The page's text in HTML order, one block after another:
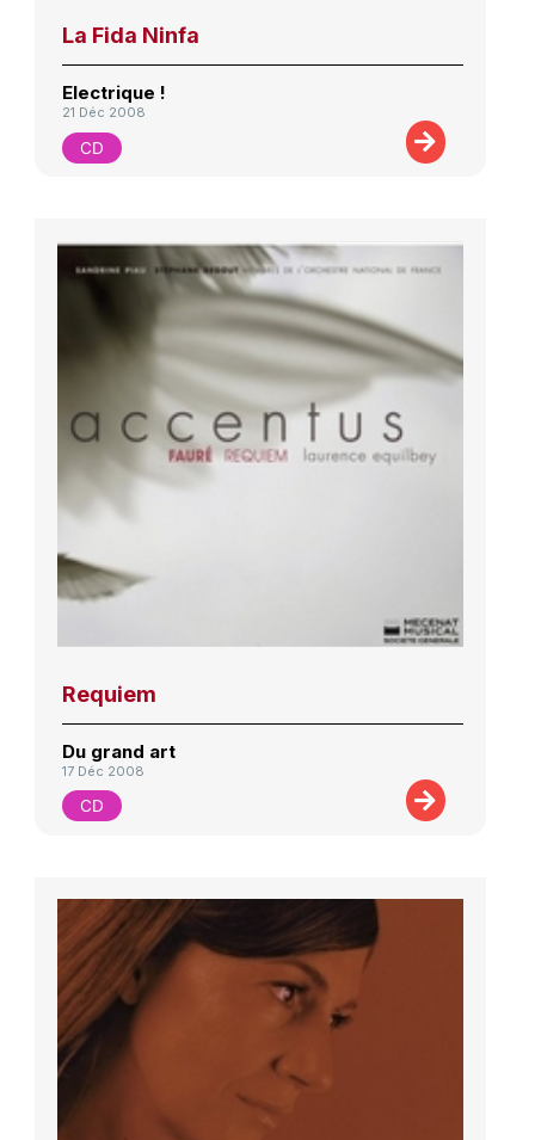
La Fida Ninfa
Electrique !
21 Déc 2008
CD
Requiem
Du grand art
17 Déc 2008
CD